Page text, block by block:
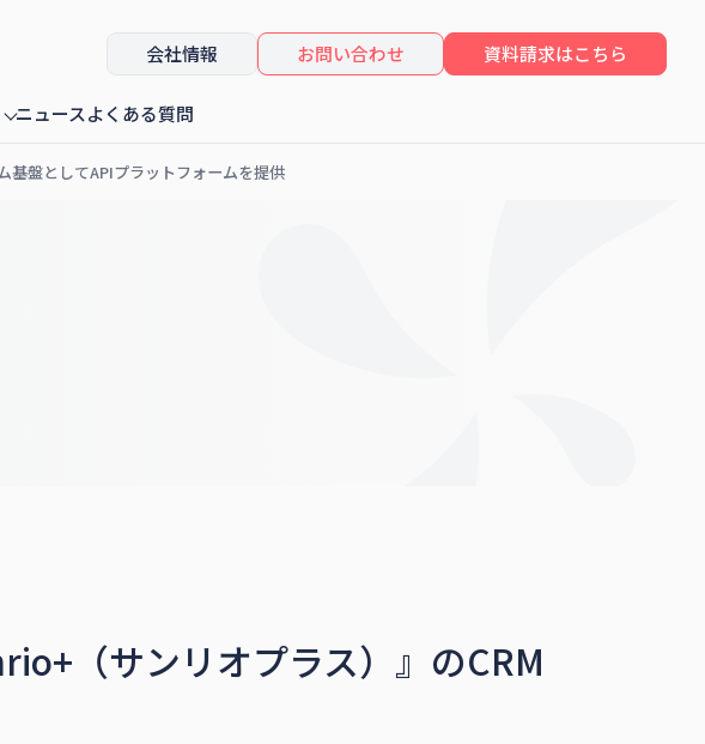
会社情報 お問い合わせ 資料請求はこちら
ニュースよくある質問
構築 コンサルティング
過去に配信したセミナーレポート
基盤としてAPIプラットフォームを提供
（サンリオプラス）』のCRM